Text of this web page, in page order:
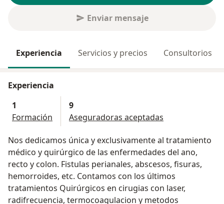
Enviar mensaje
Experiencia Servicios y precios Consultorios
Experiencia
1
Formación
9
Aseguradoras aceptadas
Nos dedicamos única y exclusivamente al tratamiento
médico y quirúrgico de las enfermedades del ano,
recto y colon. Fistulas perianales, abscesos, fisuras,
hemorroides, etc. Contamos con los últimos
tratamientos Quirúrgicos en cirugias con laser,
radifrecuencia, termocoagulacion y metodos